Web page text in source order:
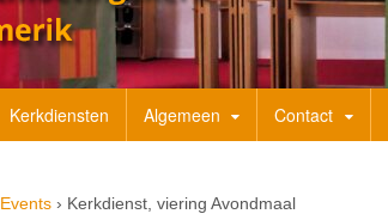
Kerkdiensten Algemeen Contact
Events › Kerkdienst, viering Avondmaal